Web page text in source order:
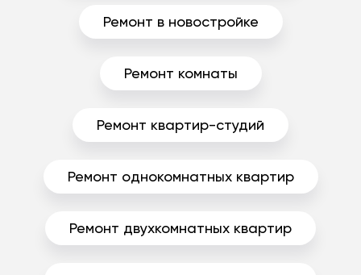
Ремонт в новостройке
Ремонт комнаты
Ремонт квартир-студий
Ремонт однокомнатных квартир
Ремонт двухкомнатных квартир